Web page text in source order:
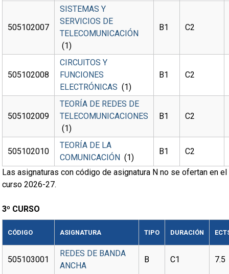
505102007
SISTEMAS Y
SERVICIOS DE
TELECOMUNICACIÓN
(1)
B1 C2
505102008
CIRCUITOS Y
FUNCIONES
ELECTRÓNICAS (1)
B1 C2
505102009
TEORÍA DE REDES DE
TELECOMUNICACIONES
(1)
B1 C2
505102010
TEORÍA DE LA
COMUNICACIÓN (1)
B1 C2
Las asignaturas con código de asignatura N no se ofertan en el
curso 2026-27.
3º CURSO
CÓDIGO ASIGNATURA TIPO DURACIÓN
505103001
REDES DE BANDA
ANCHA
B C1 7.5